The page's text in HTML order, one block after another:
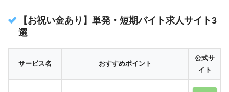
【お祝い金あり】単発・短期バイト求人サイト3
選
サービス名 おすすめポイント
公式サ
イト